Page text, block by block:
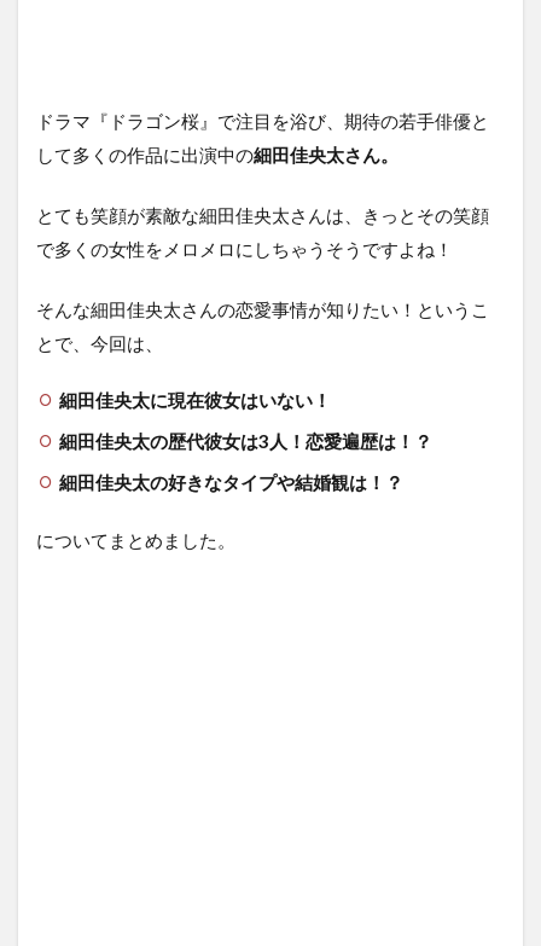
ドラマ『ドラゴン桜』で注目を浴び、期待の若手俳優と
して多くの作品に出演中の細田佳央太さん。
とても笑顔が素敵な細田佳央太さんは、きっとその笑顔
で多くの女性をメロメロにしちゃうそうですよね！
そんな細田佳央太さんの恋愛事情が知りたい！というこ
とで、今回は、
細田佳央太に現在彼女はいない！
細田佳央太の歴代彼女は3人！恋愛遍歴は！？
細田佳央太の好きなタイプや結婚観は！？
についてまとめました。